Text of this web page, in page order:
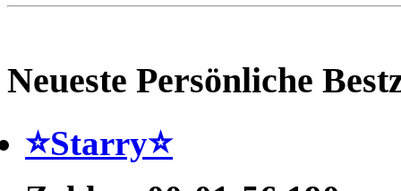
Neueste Persönliche
⭐️Starry⭐